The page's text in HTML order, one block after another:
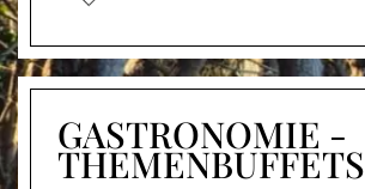
GASTRONOMIE -
THEMENBUFFETS